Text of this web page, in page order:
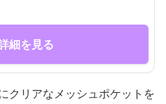
細を見る
クリアなメッシュポケットを